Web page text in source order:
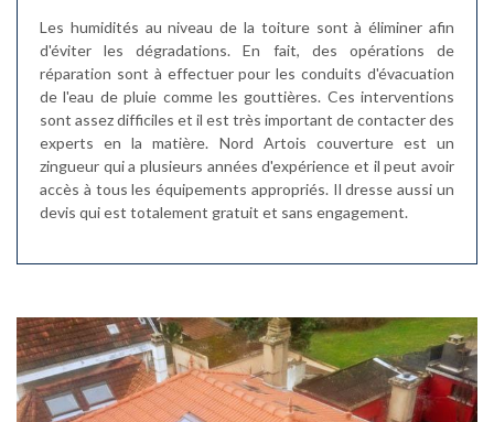
Les humidités au niveau de la toiture sont à éliminer afin
d'éviter les dégradations. En fait, des opérations de
réparation sont à effectuer pour les conduits d'évacuation
de l'eau de pluie comme les gouttières. Ces interventions
sont assez difficiles et il est très important de contacter des
experts en la matière. Nord Artois couverture est un
zingueur qui a plusieurs années d'expérience et il peut avoir
accès à tous les équipements appropriés. Il dresse aussi un
devis qui est totalement gratuit et sans engagement.